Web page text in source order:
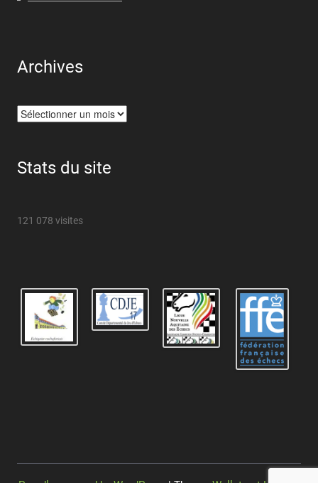
Archives
Archives
Stats du site
121 078 visites